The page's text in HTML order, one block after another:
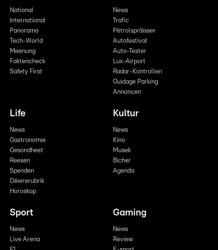
National
International
Panorama
Tech-World
Meenung
Faktencheck
Safety First
News
Trafic
Pëtrolspräisser
Autofestival
Auto-Tester
Lux-Airport
Radar-Kontrollen
Guidage Parking
Annoncen
Life
News
Gastronomie
Gesondheet
Reesen
Spenden
Déiererubrik
Horoskop
Kultur
News
Kino
Musek
Bicher
Agenda
Sport
News
Live Arena
Gaming
News
Review